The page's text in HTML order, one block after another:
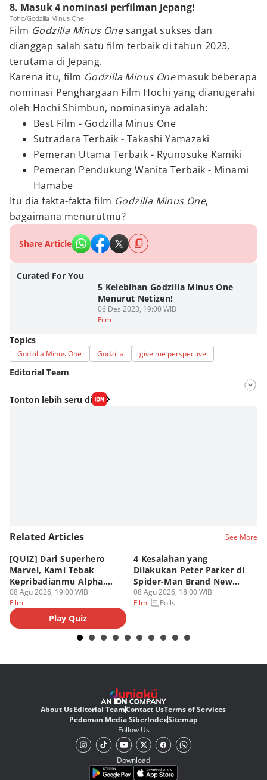
8. Masuk 4 nominasi perfilman Jepang!
Toho/Godzilla Minus One
Film Godzilla Minus Onesangat sukses dan
dianggap salah satu film terbaik di tahun 2023,
terutama di Jepang.
Karena itu, film Godzilla Minus Onemasuk beberapa
nominasi Penghargaan Film Hochi yang dianugerahi
oleh Hochi Shimbun, nominasinya adalah:
Best Film - Godzilla Minus One
Sutradara Terbaik - Takashi Yamazaki
Pemeran Utama Terbaik - Ryunosuke Kamiki
Pemeran Pendukung Wanita Terbaik - Minami
Hamabe
Itu dia fakta-fakta film Godzilla Minus One,
bagaimana menurutmu?
Share Article
Curated For You
5 Kelebihan Godzilla Minus One
Menurut Netizen!
06 Des 2023, 19:00 WIB
Film
Topics
Godzilla Minus One Godzilla give me perspective
Editorial Team
Editor
Fahrul Razi Uni Nurullah
Tonton lebih seru di
Related Articles See More
[QUIZ] Dari Superhero
Marvel, Kami Tebak
Kepribadianmu Alpha,
Beta, atau Omega
08 Agu 2026, 19:00 WIB
Film
Play Quiz
4 Kesalahan yang
Dilakukan Peter Parker di
Spider-Man Brand New
Day
08 Agu 2026, 18:00 WIB
Film
Polls
About UsEditorial TeamContact UsTerms of Services
Pedoman Media SiberIndexSitemap
Follow Us
Download